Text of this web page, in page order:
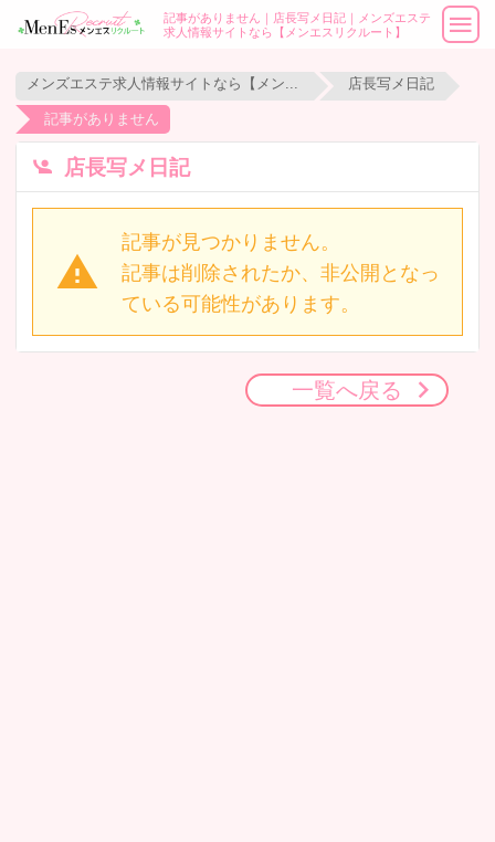
記事がありません｜店長写メ日記｜メンズエステ
求人情報サイトなら【メンエスリクルート】
店長写メ日記
記事がありません
店長写メ日記
記事が見つかりません。
記事は削除されたか、非公開となっ
ている可能性があります。
一覧へ戻る